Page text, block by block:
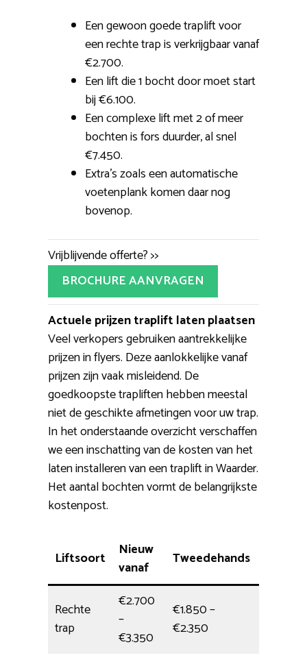
Een gewoon goede traplift voor
een rechte trap is verkrijgbaar vanaf
€2.700.
Een lift die 1 bocht door moet start
bij €6.100.
Een complexe lift met 2 of meer
bochten is fors duurder, al snel
€7.450.
Extra’s zoals een automatische
voetenplank komen daar nog
bovenop.
Vrijblijvende offerte? >>
BROCHURE AANVRAGEN
Actuele prijzen traplift laten plaatsen
Veel verkopers gebruiken aantrekkelijke
prijzen in flyers. Deze aanlokkelijke vanaf
prijzen zijn vaak misleidend. De
goedkoopste trapliften hebben meestal
niet de geschikte afmetingen voor uw trap.
In het onderstaande overzicht verschaffen
we een inschatting van de kosten van het
laten installeren van een traplift in Waarder.
Het aantal bochten vormt de belangrijkste
kostenpost.
Liftsoort
Nieuw
vanaf
Tweedehands
Rechte
trap
€2.700
–
€3.350
€1.850 –
€2.350